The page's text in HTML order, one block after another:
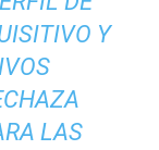
Y
LAS